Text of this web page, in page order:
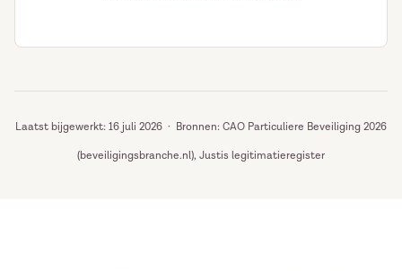
Laatst bijgewerkt: 16 juli 2026 · Bronnen: CAO Particuliere Beveiliging 2026
(beveiligingsbranche.nl), Justis legitimatieregister